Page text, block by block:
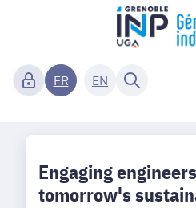
FR EN
Engaging
tomorrow's